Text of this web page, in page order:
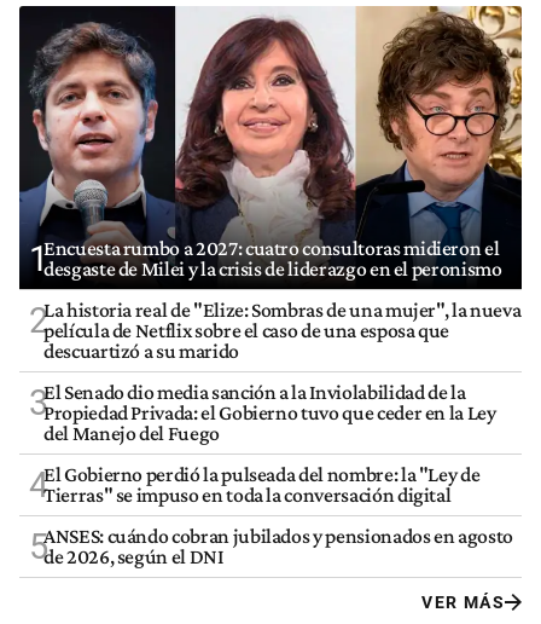
1Encuesta rumbo a 2027: cuatro consultoras midieron el
desgaste de Milei y la crisis de liderazgo en el peronismo
2La historia real de "Elize: Sombras de una mujer", la nueva
película de Netflix sobre el caso de una esposa que
descuartizó a su marido
3El Senado dio media sanción a la Inviolabilidad de la
Propiedad Privada: el Gobierno tuvo que ceder en la Ley
del Manejo del Fuego
4El Gobierno perdió la pulseada del nombre: la "Ley de
Tierras" se impuso en toda la conversación digital
5ANSES: cuándo cobran jubilados y pensionados en agosto
de 2026, según el DNI
VER MÁS